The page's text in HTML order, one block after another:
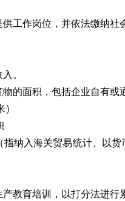
工作岗位，并依法缴纳社
。
的面积，包括企业自有或
纳入海关贸易统计、以
教育培训，以打分法进行